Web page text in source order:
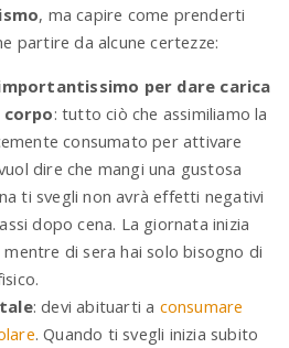
, ma capire come prenderti
partire da alcune certezze:
per dare carica
: tutto ciò che assimiliamo la
consumato per attivare
dire che mangi una gustosa
ti svegli non avrà effetti negativi
dopo cena. La giornata inizia
di sera hai solo bisogno di
: devi abituarti a consumare
. Quando ti svegli inizia subito